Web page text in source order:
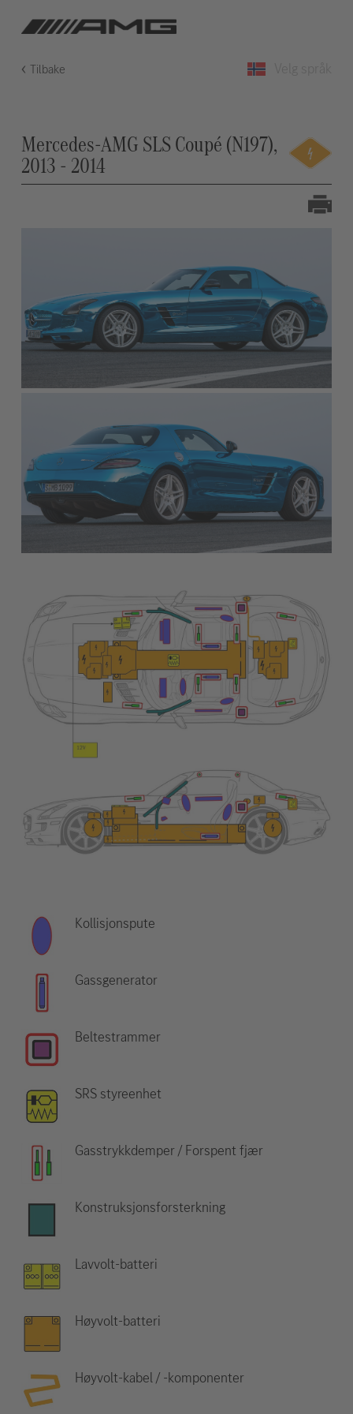
Tilbake
Mercedes-AMG SLS Coupé (N197),
2013 - 2014
Kollisjonspute
Gassgenerator
Beltestrammer
SRS styreenhet
Gasstrykkdemper / Forspent fjær
Konstruksjonsforsterkning
Lavvolt-batteri
Høyvolt-batteri
Høyvolt-kabel / -komponenter